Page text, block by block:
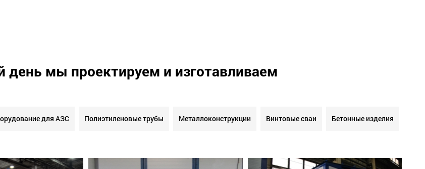
день мы проектируем и изготавливаем
для АЗС Полиэтиленовые трубы Металлоконструкции Винтовые сваи Бетонные изделия